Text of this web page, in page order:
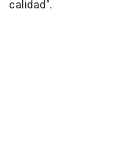
calidad".